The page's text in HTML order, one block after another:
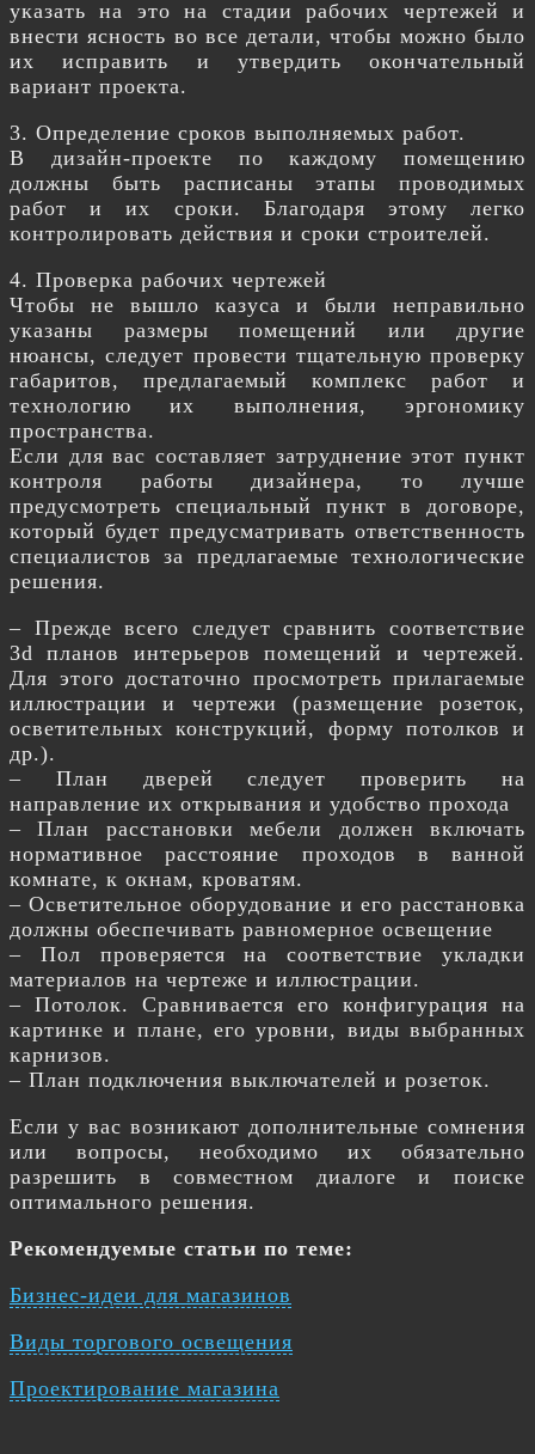
указать на это на стадии рабочих чертежей и
внести ясность во все детали, чтобы можно было
их исправить и утвердить окончательный
вариант проекта.
3. Определение сроков выполняемых работ.
В дизайн-проекте по каждому помещению
должны быть расписаны этапы проводимых
работ и их сроки. Благодаря этому легко
контролировать действия и сроки строителей.
4. Проверка рабочих чертежей
Чтобы не вышло казуса и были неправильно
указаны размеры помещений или другие
нюансы, следует провести тщательную проверку
габаритов, предлагаемый комплекс работ и
технологию их выполнения, эргономику
пространства.
Если для вас составляет затруднение этот пункт
контроля работы дизайнера, то лучше
предусмотреть специальный пункт в договоре,
который будет предусматривать ответственность
специалистов за предлагаемые технологические
решения.
– Прежде всего следует сравнить соответствие
3d планов интерьеров помещений и чертежей.
Для этого достаточно просмотреть прилагаемые
иллюстрации и чертежи (размещение розеток,
осветительных конструкций, форму потолков и
др.).
– План дверей следует проверить на
направление их открывания и удобство прохода
– План расстановки мебели должен включать
нормативное расстояние проходов в ванной
комнате, к окнам, кроватям.
– Осветительное оборудование и его расстановка
должны обеспечивать равномерное освещение
– Пол проверяется на соответствие укладки
материалов на чертеже и иллюстрации.
– Потолок. Сравнивается его конфигурация на
картинке и плане, его уровни, виды выбранных
карнизов.
– План подключения выключателей и розеток.
Если у вас возникают дополнительные сомнения
или вопросы, необходимо их обязательно
разрешить в совместном диалоге и поиске
оптимального решения.
Рекомендуемые статьи по теме:
Бизнес-идеи для магазинов
Виды торгового освещения
Проектирование магазина